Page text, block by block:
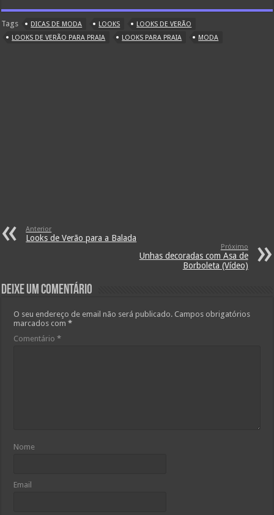
Tags DICAS DE MODA LOOKS
LOOKS DE VERÃO
LOOKS DE VERÃO PARA PRAIA
LOOKS PARA PRAIA MODA
Anterior
Looks de Verão para a Balada
Próximo
Unhas decoradas com Asa de
Borboleta (Vídeo)
Deixe um comentário
O seu endereço de email não será publicado. Campos obrigatórios
marcados com*
Comentário*
Nome
Email